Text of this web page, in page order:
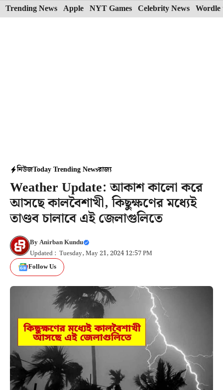
Skip
to
Trending News Apple NYT Games Celebrity News Wordle
নিউজToday Trending Newsরাজ্য
Weather Update: আকাশ কালো করে
আসছে কালবৈশাখী, কিছুক্ষণের মধ্যেই
তাণ্ডব চালাবে এই জেলাগুলিতে
ByAnirban Kundu
Updated : Tuesday, May 21, 2024 12:57 PM
Follow Us